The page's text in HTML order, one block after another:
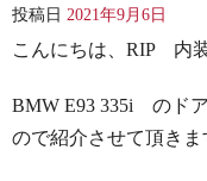
投稿日 2021年9月6日
こんにちは、RIP 内
BMW E93 335i のド
ので紹介させて頂きま